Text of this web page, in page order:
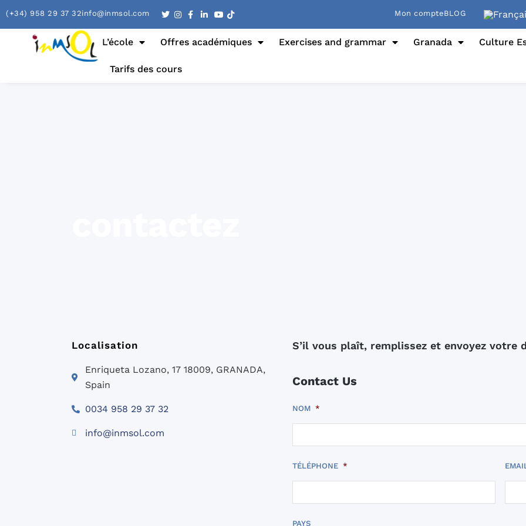
(+34) 958 29 37 32info@inmsol.com Mon compteBLOG
L’école Offres académiques Exercises and grammar Granada Culture
Tarifs des cours
Localisation
Enriqueta Lozano, 17 18009, GRANADA,
Spain
0034 958 29 37 32
info@inmsol.com
S’il vous plaît, remplissez et envoyez votre
Contact Us
NOM *
TÉLÉPHONE *
PAYS